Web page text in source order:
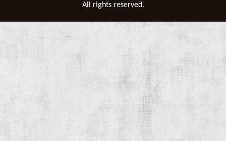
All rights reserved.